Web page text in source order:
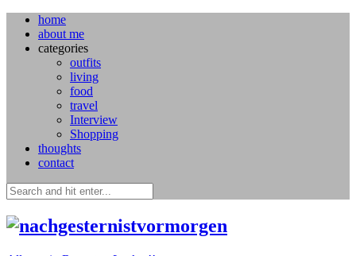
home
about me
categories
outfits
living
food
travel
Interview
Shopping
thoughts
contact